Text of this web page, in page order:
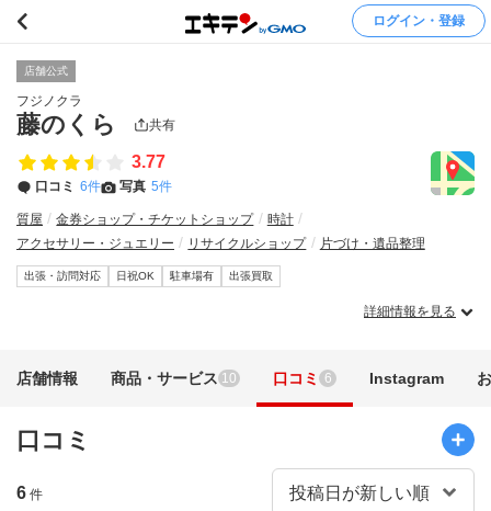
ログイン・登録
店舗公式
フジノクラ
藤のくら 共有
3.77
口コミ 6件 写真 5件
質屋 金券ショップ・チケットショップ
時計
アクセサリー・ジュエリー
リサイクルショップ 片づけ・遺品整理
出張・訪問対応 日祝OK 駐車場有 出張買取
詳細情報を見る
店舗情報 商品・サービス 10 口コミ 6 Instagram
口コミ
6 件